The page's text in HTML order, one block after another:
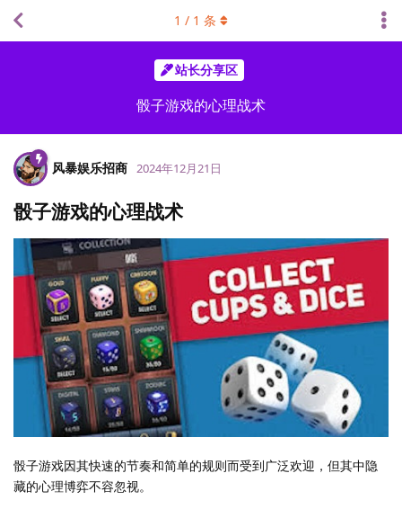
站长分享区
骰子游戏的心理战术
1 / 1 条
风暴娱乐招商 2024年12月21日
骰子游戏的心理战术
骰子游戏因其快速的节奏和简单的规则而受到广泛欢迎，但其中隐
藏的心理博弈不容忽视。